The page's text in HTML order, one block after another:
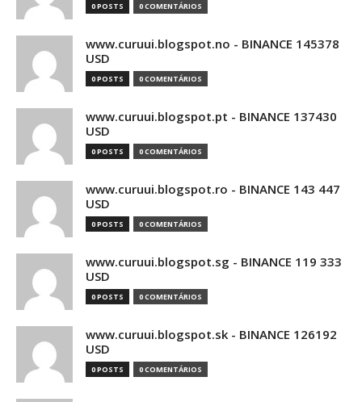
0 POSTS 0 COMENTÁRIOS
www.curuui.blogspot.no - BINANCE 145378
USD
0 POSTS 0 COMENTÁRIOS
www.curuui.blogspot.pt - BINANCE 137430
USD
0 POSTS 0 COMENTÁRIOS
www.curuui.blogspot.ro - BINANCE 143 447
USD
0 POSTS 0 COMENTÁRIOS
www.curuui.blogspot.sg - BINANCE 119 333
USD
0 POSTS 0 COMENTÁRIOS
www.curuui.blogspot.sk - BINANCE 126192
USD
0 POSTS 0 COMENTÁRIOS